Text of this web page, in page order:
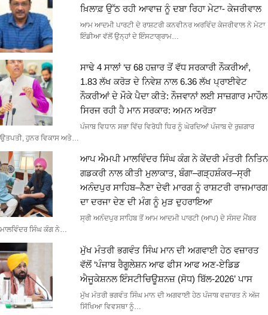
ਖ਼ਿਲਾਫ਼ ਉੱਠ ਰਹੀ ਆਵਾਜ਼ ਨੂੰ ਦਬਾ ਰਿਹਾ ਮੇਟਾ- ਕੇਜਰੀਵਾਲ
ਆਮ ਆਦਮੀ ਪਾਰਟੀ ਦੇ ਰਾਸ਼ਟਰੀ ਕਨਵੀਨਰ ਅਰਵਿੰਦ ਕੇਜਰੀਵਾਲ ਨੇ ਮੇਟਾ
ਇੰਡੀਆ ਵੱਲੋਂ ਉਨ੍ਹਾਂ ਦੇ ਇੰਸਟਾਗ੍ਰਾਮ…
ਸਾਢੇ 4 ਸਾਲਾਂ ‘ਚ 68 ਹਜ਼ਾਰ ਤੋਂ ਵੱਧ ਸਰਕਾਰੀ ਨੌਕਰੀਆਂ,
1.83 ਲੱਖ ਕਰੋੜ ਦੇ ਨਿਵੇਸ਼ ਨਾਲ 6.36 ਲੱਖ ਪ੍ਰਾਈਵੇਟ
ਨੌਕਰੀਆਂ ਦੇ ਮੌਕੇ ਪੈਦਾ ਕੀਤੇ: ਨੌਜਵਾਨਾਂ ਲਈ ਸਾਜ਼ਗਾਰ ਮਾਹੌਲ
ਸਿਰਜ ਰਹੀ ਹੈ ਮਾਨ ਸਰਕਾਰ: ਅਮਨ ਅਰੋੜਾ
ਪੰਜਾਬ ਵਿਧਾਨ ਸਭਾ ਵਿੱਚ ਵਿਰੋਧੀ ਧਿਰ ਨੂੰ ਘੇਰਦਿਆਂ ਪੰਜਾਬ ਦੇ ਰੁਜ਼ਗਾਰ
ਉਤਪਤੀ, ਹੁਨਰ ਵਿਕਾਸ ਅਤੇ…
ਆਪ ਐਮਪੀ ਮਾਲਵਿੰਦਰ ਸਿੰਘ ਕੰਗ ਨੇ ਕੇਂਦਰੀ ਮੰਤਰੀ ਨਿਤਿਨ
ਗਡਕਰੀ ਨਾਲ ਕੀਤੀ ਮੁਲਾਕਾਤ, ਬੰਗਾ–ਗੜ੍ਹਸ਼ੰਕਰ–ਸ੍ਰੀ
ਅਨੰਦਪੁਰ ਸਾਹਿਬ–ਨੈਣਾ ਦੇਵੀ ਮਾਰਗ ਨੂੰ ਰਾਸ਼ਟਰੀ ਰਾਜਮਾਰਗ
ਦਾ ਦਰਜਾ ਦੇਣ ਦੀ ਮੰਗ ਨੂੰ ਮੁੜ ਦੁਹਰਾਇਆ
ਸ੍ਰੀ ਅਨੰਦਪੁਰ ਸਾਹਿਬ ਤੋਂ ਆਮ ਆਦਮੀ ਪਾਰਟੀ (ਆਪ) ਦੇ ਸੰਸਦ ਮੈਂਬਰ
ਮਾਲਵਿੰਦਰ ਸਿੰਘ ਕੰਗ ਨੇ…
ਮੁੱਖ ਮੰਤਰੀ ਭਗਵੰਤ ਸਿੰਘ ਮਾਨ ਦੀ ਅਗਵਾਈ ਹੇਠ ਵਜ਼ਾਰਤ
ਵੱਲੋਂ ‘ਪੰਜਾਬ ਰੈਗੂਲੇਸ਼ਨ ਆਫ ਫੀਸ ਆਫ ਅਣ-ਏਡਿਡ
ਐਜੂਕੇਸ਼ਨਲ ਇੰਸਟੀਚਿਊਸ਼ਨਜ਼ (ਸੋਧ) ਬਿੱਲ-2026’ ਪਾਸ
ਮੁੱਖ ਮੰਤਰੀ ਭਗਵੰਤ ਸਿੰਘ ਮਾਨ ਦੀ ਅਗਵਾਈ ਹੇਠ ਪੰਜਾਬ ਵਜ਼ਾਰਤ ਨੇ ਅੱਜ
ਸਿੱਖਿਆ ਵਿਵਸਥਾ ਨੂੰ…